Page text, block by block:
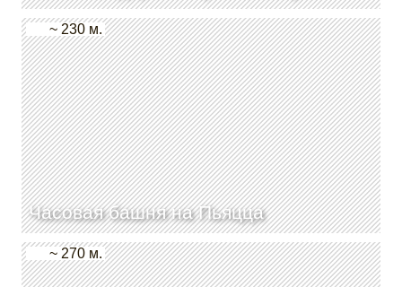
Часовая башня на Пьяцца
~ 230 м.
~ 270 м.